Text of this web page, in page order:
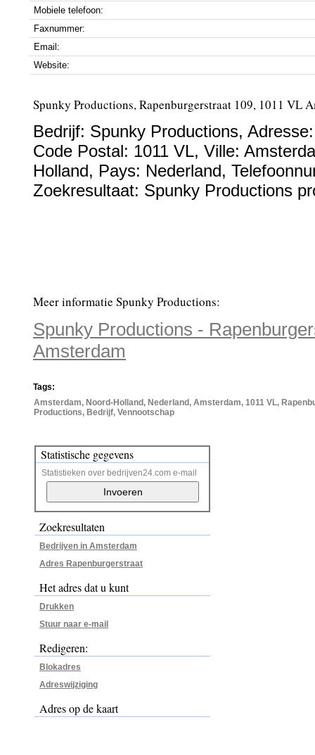
Mobiele telefoon:
Faxnummer:
Email:
Website:
Spunky Productions, Rapenburgerstraat 109, 1011 VL
Bedrijf: Spunky Productions,
Code Postal: 1011 VL, Ville:
Holland, Pays: Nederland,
Zoekresultaat: Spunky Productions
Meer informatie Spunky Productions:
Spunky Productions -
Amsterdam
Tags:
Amsterdam, Noord-Holland, Nederland, Amsterdam, 1011 VL,
Productions, Bedrijf, Vennootschap
Statistische gegevens
Statistieken over bedrijven24.com e-mail
Zoekresultaten
Bedrijven in Amsterdam
Adres Rapenburgerstraat
Het adres dat u kunt
Drukken
Stuur naar e-mail
Redigeren:
Blokadres
Adreswijziging
Adres op de kaart